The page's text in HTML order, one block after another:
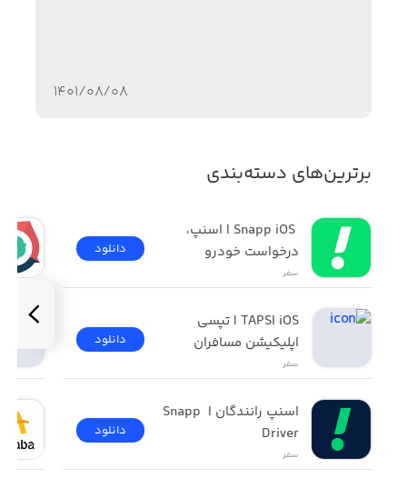
۱۴۰۱/۰۸/۰۸
برترین‌های دسته‌بندی
درخواست خودرو
سفر
دانلود
اپلیکیشن مسافران
سفر
دانلود
اسنپ رانندگان | Snapp
Driver
سفر
دانلود